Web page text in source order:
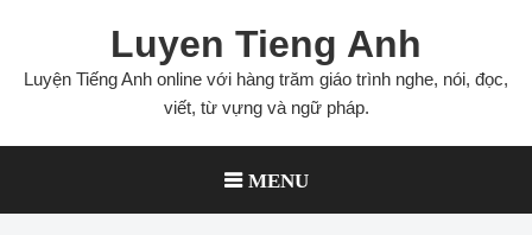
content
Luyen Tieng Anh
Luyện Tiếng Anh online với hàng trăm giáo trình nghe, nói, đọc,
viết, từ vựng và ngữ pháp.
MENU